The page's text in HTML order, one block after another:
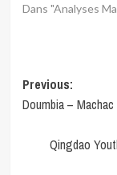
Dans "Analyses
Post
Previous:
Doumbia –
Qingdao